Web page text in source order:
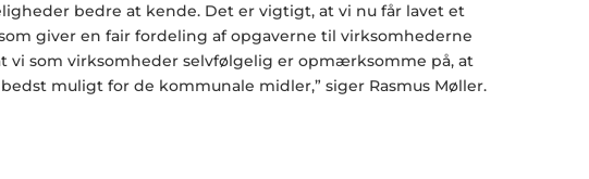
bedre at kende. Det er vigtigt, at vi nu får lavet et
giver en fair fordeling af opgaverne til virksomhederne
vi som virksomheder selvfølgelig er opmærksomme på, at
muligt for de kommunale midler,” siger Rasmus Møller.